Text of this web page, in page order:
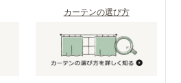
カーテンの選び方